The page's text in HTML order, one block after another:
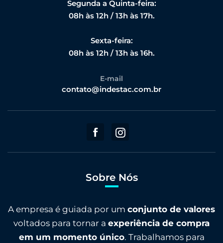
Segunda a Quinta-feira:
08h às 12h / 13h às 17h.
Sexta-feira:
08h às 12h / 13h às 16h.
E-mail
contato@indestac.com.br
Sobre Nós
A empresa é guiada por um conjunto de valores
voltados para tornar a experiência de compra
em um momento único. Trabalhamos para